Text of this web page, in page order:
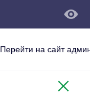
Перейти на сайт